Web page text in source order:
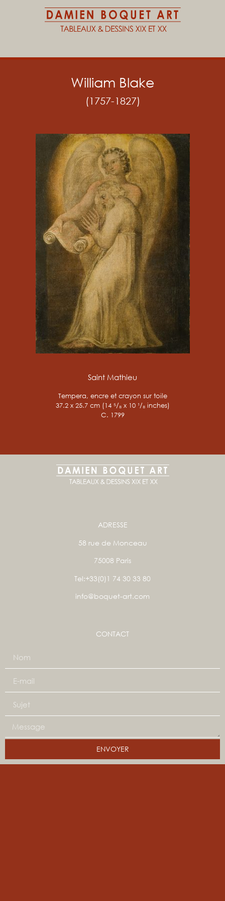
William Blake
(1757-1827)
Saint Mathieu
Tempera, encre et crayon sur toile
37.2 x 25.7 cm (14 ⁵/₈ x 10 ¹/₈ inches)
C. 1799
ADRESSE
58 rue de Monceau
75008 Paris
Tel:+33(0)1 74 30 33 80
info@boquet-art.com
CONTACT
ENVOYER